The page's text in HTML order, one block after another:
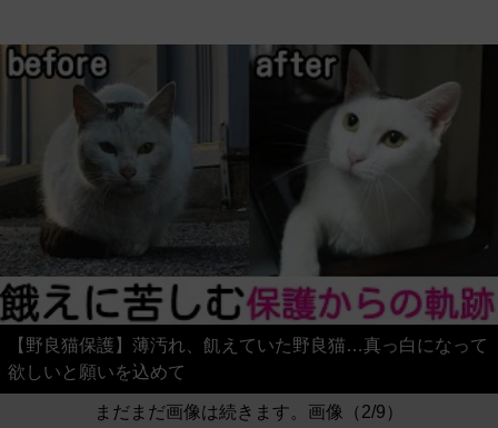
【野良猫保護】薄汚れ、飢えていた野良猫…真っ白になって
欲しいと願いを込めて
まだまだ画像は続きます。画像（2/9）